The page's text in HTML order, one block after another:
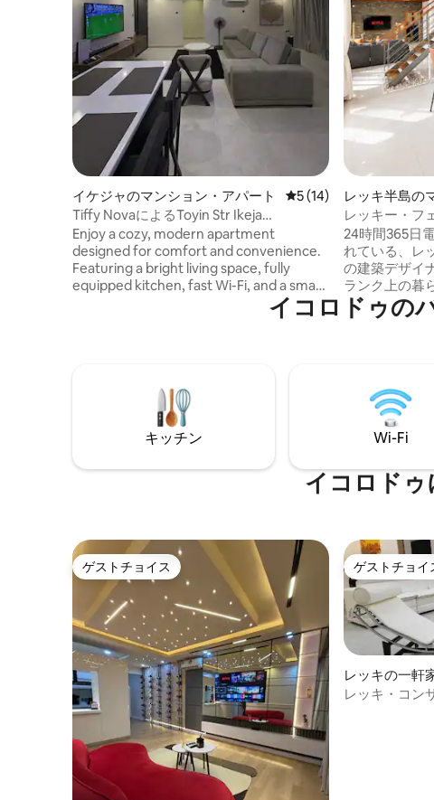
イケジャのマンション・アパート レビュー14件、5つ星
5 (14)
Tiffy NovaによるToyin Str Ikeja
Apartment 1
Enjoy a cozy, modern apartment
designed for comfort and convenience.
Featuring a bright living space, fully
equipped kitchen, fast Wi-Fi, and a smart
TV, it’s perfect for both short and long
stays. Located in a quiet, convenient
レッキ半島の
ト
レッキー・フ
（プール付き
24時間365日
れている、レ
の建築デザイ
ランク上の暮
象的な高い天
かみのある木
の整ったキッ
速Wi-Fi、プ
電力供給、エ
最高のレス
イフに近い、
ンにあるお部
イコロドゥの
キッチン Wi-Fi
イコロド
ゲストチョイス
ゲストチョイス ゲストチョイ
ゲストチョイ
レッキの一軒
レッキ・コン